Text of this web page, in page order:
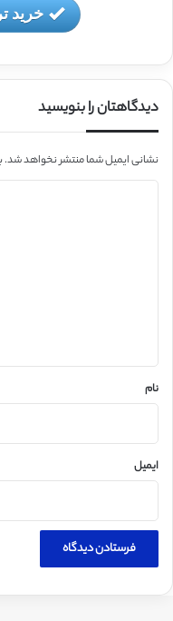
خرید
دیدگاهتان را بنویسید
نشانی ایمیل شما منتشر نخواهد شد.
نام
ایمیل